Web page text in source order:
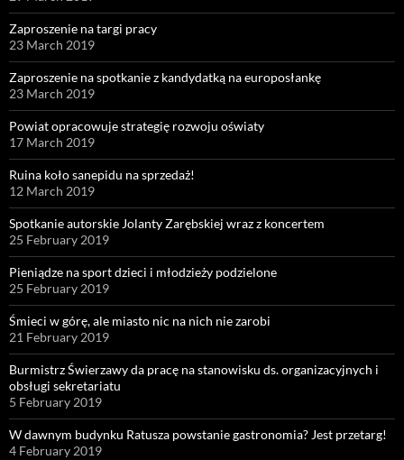
Zaproszenie na targi pracy
23 March 2019
Zaproszenie na spotkanie z kandydatką na europosłankę
23 March 2019
Powiat opracowuje strategię rozwoju oświaty
17 March 2019
Ruina koło sanepidu na sprzedaż!
12 March 2019
Spotkanie autorskie Jolanty Zarębskiej wraz z koncertem
25 February 2019
Pieniądze na sport dzieci i młodzieży podzielone
25 February 2019
Śmieci w górę, ale miasto nic na nich nie zarobi
21 February 2019
Burmistrz Świerzawy da pracę na stanowisku ds. organizacyjnych i
obsługi sekretariatu
5 February 2019
W dawnym budynku Ratusza powstanie gastronomia? Jest przetarg!
4 February 2019